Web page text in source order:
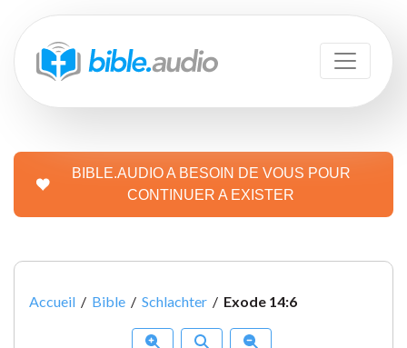
BIBLE.AUDIO A BESOIN DE VOUS POUR
CONTINUER A EXISTER
Accueil / Bible / Schlachter / Exode 14:6